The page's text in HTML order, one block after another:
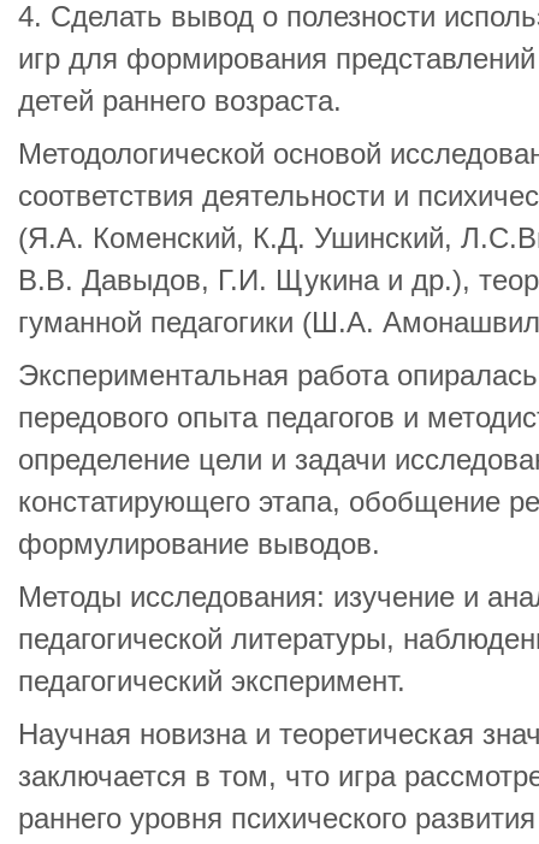
4. Сделать вывод о полезности
игр для формирования
детей раннего возраста.
Методологической основой
соответствия деятельности и
(Я.А. Коменский, К.Д. Ушинский,
В.В. Давыдов, Г.И. Щукина и др.),
гуманной педагогики (Ш.А.
Экспериментальная работа
передового опыта педагогов и
определение цели и задачи
констатирующего этапа, обобщение
формулирование выводов.
Методы исследования: изучение и
педагогической литературы,
педагогический эксперимент.
Научная новизна и теоретическая
заключается в том, что игра
раннего уровня психического